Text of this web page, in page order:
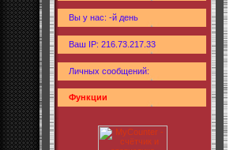
Вы у нас: -й день
Ваш IP: 216.73.217.33
Личных сообщений:
Функции